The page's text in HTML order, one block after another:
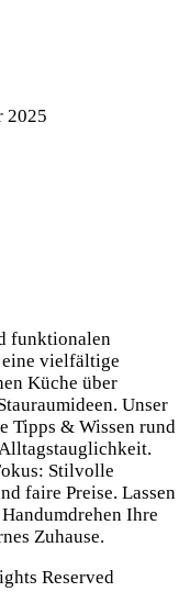
2025
funktionalen
eine vielfältige
Küche über
Unser
Tipps & Wissen rund
Stilvolle
faire Preise. Lassen
Ihre
Zuhause.
Reserved